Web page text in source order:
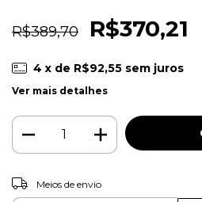
R$389,70 R$370,21
4 x de R$92,55 sem juros
Ver mais detalhes
Entregas para o CEP:
Meios de envio